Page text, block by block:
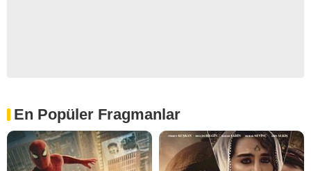
En Popüler Fragmanlar